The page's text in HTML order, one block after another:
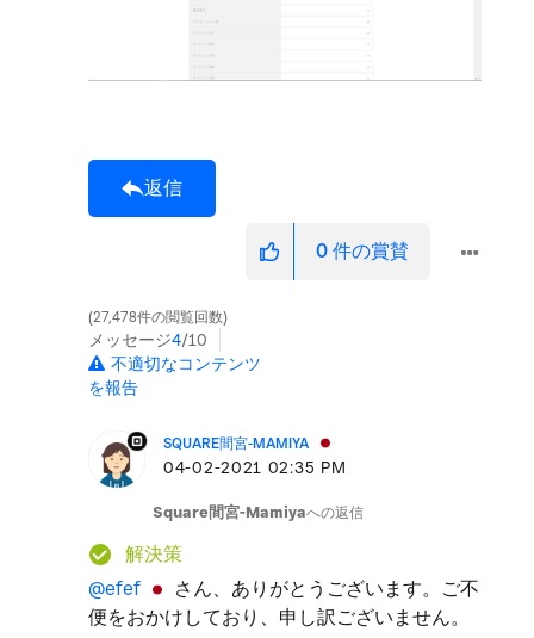
返信
0 件の賞賛
27,478件の閲覧回数
メッセージ4/10
不適切なコンテンツ
を報告
SQUARE間宮-MAMIYA
‎04-02-2021 02:35 PM
Square間宮-Mamiyaへの返信
解決策
@efef
さん、ありがとうございます。ご不
便をおかけしており、申し訳ございません。